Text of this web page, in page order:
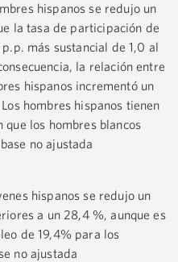
hispanos se redujo un
la tasa de participación de
más sustancial de 1,0 al
la relación entre
hispanos incrementó un
hombres hispanos tienen
los hombres blancos
no ajustada
hispanos se redujo un
a un 28,4 %, aunque es
de 19,4% para los
no ajustada